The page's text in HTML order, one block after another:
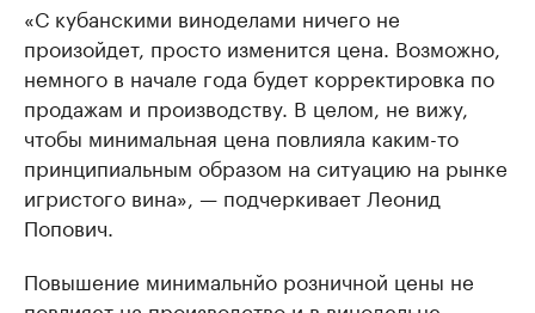
«С кубанскими виноделами ничего не
произойдет, просто изменится цена. Возможно,
немного в начале года будет корректировка по
продажам и производству. В целом, не вижу,
чтобы минимальная цена повлияла каким-то
принципиальным образом на ситуацию на рынке
игристого вина», — подчеркивает Леонид
Попович.
Повышение минимальнйо розничной цены не